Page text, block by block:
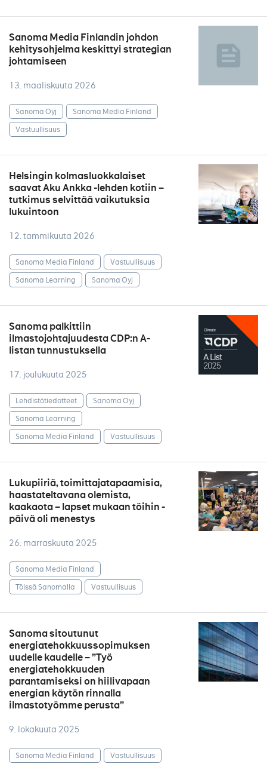
Sanoma Media Finlandin johdon
kehitysohjelma keskittyi strategian
johtamiseen
13. maaliskuuta 2026
Sanoma Oyj
Sanoma Media Finland
Vastuullisuus
Helsingin kolmasluokkalaiset
saavat Aku Ankka -lehden kotiin –
tutkimus selvittää vaikutuksia
lukuintoon
12. tammikuuta 2026
Sanoma Media Finland
Vastuullisuus
Sanoma Learning
Sanoma Oyj
Sanoma palkittiin
ilmastojohtajuudesta CDP:n A-
listan tunnustuksella
17. joulukuuta 2025
Lehdistötiedotteet
Sanoma Oyj
Sanoma Learning
Sanoma Media Finland
Vastuullisuus
Lukupiiriä, toimittajatapaamisia,
haastateltavana olemista,
kaakaota – lapset mukaan töihin -
päivä oli menestys
26. marraskuuta 2025
Sanoma Media Finland
Töissä Sanomalla
Vastuullisuus
Sanoma sitoutunut
energiatehokkuussopimuksen
uudelle kaudelle – ”Työ
energiatehokkuuden
parantamiseksi on hiilivapaan
energian käytön rinnalla
ilmastotyömme perusta”
9. lokakuuta 2025
Sanoma Media Finland Vastuullisuus